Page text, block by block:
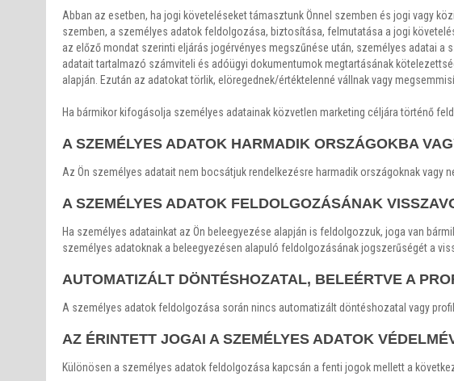
Abban az esetben, ha jogi követeléseket támasztunk Önnel szemben és jogi vagy
szemben, a személyes adatok feldolgozása, biztosítása, felmutatása a jogi
az előző mondat szerinti eljárás jogérvényes megszűnése után, személyes adatai
adatait tartalmazó számviteli és adóügyi dokumentumok megtartásának
alapján. Ezután az adatokat törlik, elöregednek/értéktelenné vállnak vagy
Ha bármikor kifogásolja személyes adatainak közvetlen marketing céljára történő
A SZEMÉLYES ADATOK HARMADIK ORSZÁGOKBA
Az Ön személyes adatait nem bocsátjuk rendelkezésre harmadik országoknak
A SZEMÉLYES ADATOK FELDOLGOZÁSÁNAK
Ha személyes adatainkat az Ön beleegyezése alapján is feldolgozzuk, joga van
személyes adatoknak a beleegyezésen alapuló feldolgozásának jogszerűségét a
AUTOMATIZÁLT DÖNTÉSHOZATAL, BELEÉRTVE A
A személyes adatok feldolgozása során nincs automatizált döntéshozatal vagy
AZ ÉRINTETT JOGAI A SZEMÉLYES ADATOK
Különösen a személyes adatok feldolgozása kapcsán a fenti jogok mellett a